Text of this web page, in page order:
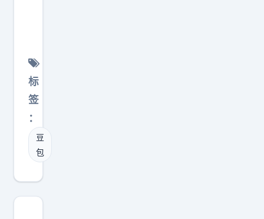
头
骨
塑
形
、
特
牙
】
忘
抹
下
角
豆
标
签
：
豆
包